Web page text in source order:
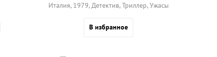
Италия, 1979, Детектив, Триллер, Ужасы
В избранное